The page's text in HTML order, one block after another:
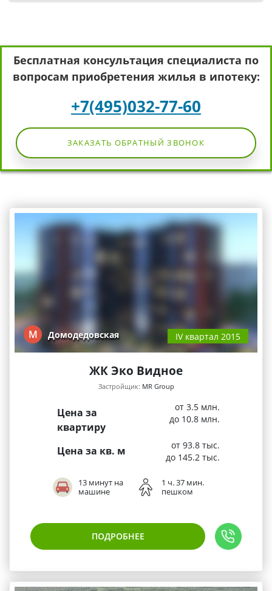
Бесплатная консультация специалиста по
вопросам приобретения жилья в ипотеку:
+7(495)032-77-60
ЗАКАЗАТЬ ОБРАТНЫЙ ЗВОНОК
М Домодедовская IV квартал 2015
ЖК Эко Видное
Застройщик: MR Group
Цена за
квартиру
от 3.5 млн.
до 10.8 млн.
Цена за кв. м
от 93.8 тыс.
до 145.2 тыс.
13 минут на
машине
1 ч. 37 мин.
пешком
ПОДРОБНЕЕ